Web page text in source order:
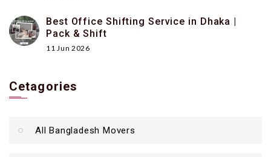
Best Office Shifting Service in Dhaka |
Pack & Shift
11 Jun 2026
Cetagories
All Bangladesh Movers